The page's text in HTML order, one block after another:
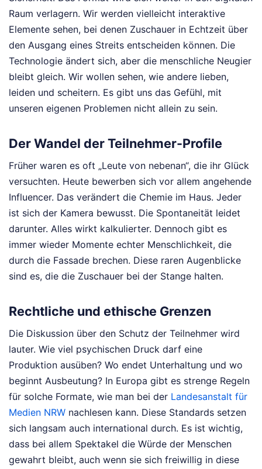
Raum verlagern. Wir werden vielleicht interaktive
Elemente sehen, bei denen Zuschauer in Echtzeit über
den Ausgang eines Streits entscheiden können. Die
Technologie ändert sich, aber die menschliche Neugier
bleibt gleich. Wir wollen sehen, wie andere lieben,
leiden und scheitern. Es gibt uns das Gefühl, mit
unseren eigenen Problemen nicht allein zu sein.
Der Wandel der Teilnehmer-Profile
Früher waren es oft „Leute von nebenan“, die ihr Glück
versuchten. Heute bewerben sich vor allem angehende
Influencer. Das verändert die Chemie im Haus. Jeder
ist sich der Kamera bewusst. Die Spontaneität leidet
darunter. Alles wirkt kalkulierter. Dennoch gibt es
immer wieder Momente echter Menschlichkeit, die
durch die Fassade brechen. Diese raren Augenblicke
sind es, die die Zuschauer bei der Stange halten.
Rechtliche und ethische Grenzen
Die Diskussion über den Schutz der Teilnehmer wird
lauter. Wie viel psychischen Druck darf eine
Produktion ausüben? Wo endet Unterhaltung und wo
beginnt Ausbeutung? In Europa gibt es strenge Regeln
für solche Formate, wie man bei der Landesanstalt für
Medien NRW nachlesen kann. Diese Standards setzen
sich langsam auch international durch. Es ist wichtig,
dass bei allem Spektakel die Würde der Menschen
gewahrt bleibt, auch wenn sie sich freiwillig in diese